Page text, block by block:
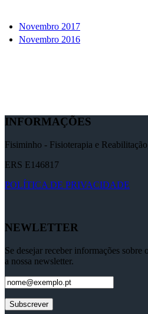
Novembro 2017
Novembro 2016
INFORMAÇÕES
Fisiminho - Fisioterapia e
ERS E146817
POLÍTICA DE PRIVACIDADE
NEWLETTER
Se desejar receber informações sobre
a nossa newsletter.